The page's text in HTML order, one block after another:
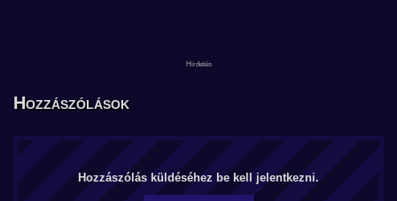
Hozzászólások
Hozzászólás küldéséhez be kell jelentkezni.